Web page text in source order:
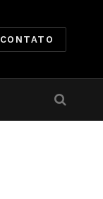
CONTATO